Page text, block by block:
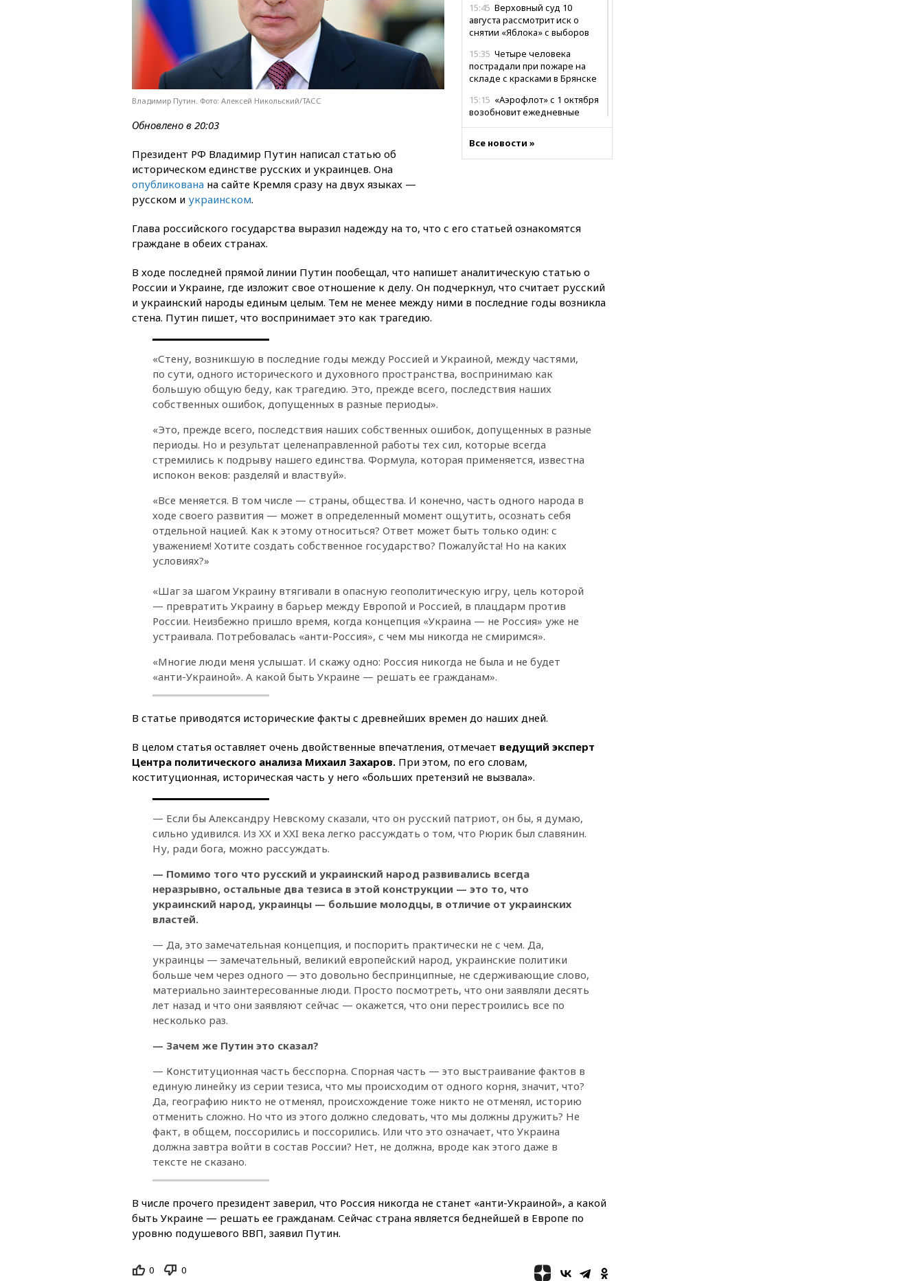
15:45 Верховный суд 10
августа рассмотрит иск о
снятии «Яблока» с выборов
15:35 Четыре человека
пострадали при пожаре на
складе с красками в Брянске
15:15 «Аэрофлот» с 1 октября
возобновит ежедневные
14:52 Турция, Саудовская
Аравия и Пакистан
по делу о пропаганде ЛГБТ
товаров для параллельного
импорта
14:14Роспотребнадзор
14:09
сенатора Нарусову в список
кандидатов в Совфед
13:53 Сенаторы Аргентины
одобрили скандальный
13:36 ABC News: запасы
вооружений США достигли
крайне низкого уровня
13:16 «Родина» просит
13:11 Путин обсудил с
президентом ОАЭ ситуацию в
Персидском заливе и на
Украине
13:09
Суд обязал москвичку
выселить из квартиры
крокодила, лису и других
Россия планирует
запустить групповые
Вьетнама
кофе из России достиг
12:30 Российские войска
взяли под контроль село
Анискино в Харьковской
12:15 Минцифры РФ не
планирует вводить
ограничения на доступ детей
в соцсети
открытия второго маршрута в
Ормузском проливе
11:48Жители Москвы и
Подмосковья сообщили о
громких взрывах
продавцов
11:38 Шадаев исключил
запуск мессенджера на
«Госуслугах»
11:22 При стрельбе в школе в
Таиланде погибли пять
заключить безвизовые
соглашения с Индонезией и
Малайзией
Все новости »
Владимир Путин. Фото: Алексей Никольский/ТАСС
Обновлено в 20:03
Президент РФ Владимир Путин написал статью об
историческом единстве русских и украинцев. Она
опубликована на сайте Кремля сразу на двух языках —
русском и украинском.
Глава российского государства выразил надежду на то, что с его статьей ознакомятся
граждане в обеих странах.
В ходе последней прямой линии Путин пообещал, что напишет аналитическую статью о
России и Украине, где изложит свое отношение к делу. Он подчеркнул, что считает русский
и украинский народы единым целым. Тем не менее между ними в последние годы возникла
стена. Путин пишет, что воспринимает это как трагедию.
«Стену, возникшую в последние годы между Россией и Украиной, между частями,
по сути, одного исторического и духовного пространства, воспринимаю как
большую общую беду, как трагедию. Это, прежде всего, последствия наших
собственных ошибок, допущенных в разные периоды».
«Это, прежде всего, последствия наших собственных ошибок, допущенных в разные
периоды. Но и результат целенаправленной работы тех сил, которые всегда
стремились к подрыву нашего единства. Формула, которая применяется, известна
испокон веков: разделяй и властвуй».
«Все меняется. В том числе — страны, общества. И конечно, часть одного народа в
ходе своего развития — может в определенный момент ощутить, осознать себя
отдельной нацией. Как к этому относиться? Ответ может быть только один: с
уважением! Хотите создать собственное государство? Пожалуйста! Но на каких
условиях?»
«Шаг за шагом Украину втягивали в опасную геополитическую игру, цель которой
— превратить Украину в барьер между Европой и Россией, в плацдарм против
России. Неизбежно пришло время, когда концепция «Украина — не Россия» уже не
устраивала. Потребовалась «анти-Россия», с чем мы никогда не смиримся».
«Многие люди меня услышат. И скажу одно: Россия никогда не была и не будет
«анти-Украиной». А какой быть Украине — решать ее гражданам».
В статье приводятся исторические факты с древнейших времен до наших дней.
В целом статья оставляет очень двойственные впечатления, отмечает ведущий эксперт
Центра политического анализа Михаил Захаров. При этом, по его словам,
коституционная, историческая часть у него «больших претензий не вызвала».
— Если бы Александру Невскому сказали, что он русский патриот, он бы, я думаю,
сильно удивился. Из XX и XXI века легко рассуждать о том, что Рюрик был славянин.
Ну, ради бога, можно рассуждать.
— Помимо того что русский и украинский народ развивались всегда
неразрывно, остальные два тезиса в этой конструкции — это то, что
украинский народ, украинцы — большие молодцы, в отличие от украинских
властей.
— Да, это замечательная концепция, и поспорить практически не с чем. Да,
украинцы — замечательный, великий европейский народ, украинские политики
больше чем через одного — это довольно беспринципные, не сдерживающие слово,
материально заинтересованные люди. Просто посмотреть, что они заявляли десять
лет назад и что они заявляют сейчас — окажется, что они перестроились все по
несколько раз.
— Зачем же Путин это сказал?
— Конституционная часть бесспорна. Спорная часть — это выстраивание фактов в
единую линейку из серии тезиса, что мы происходим от одного корня, значит, что?
Да, географию никто не отменял, происхождение тоже никто не отменял, историю
отменить сложно. Но что из этого должно следовать, что мы должны дружить? Не
факт, в общем, поссорились и поссорились. Или что это означает, что Украина
должна завтра войти в состав России? Нет, не должна, вроде как этого даже в
тексте не сказано.
В числе прочего президент заверил, что Россия никогда не станет «анти-Украиной», а какой
быть Украине — решать ее гражданам. Сейчас страна является беднейшей в Европе по
уровню подушевого ВВП, заявил Путин.
0 0